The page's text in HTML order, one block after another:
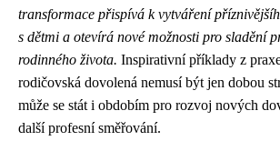
transformace přispívá k vytváření
s dětmi a otevírá nové možnosti pro sladění
rodinného života. Inspirativní příklady z
rodičovská dovolená nemusí být jen dobou
může se stát i obdobím pro rozvoj nových
další profesní směřování.